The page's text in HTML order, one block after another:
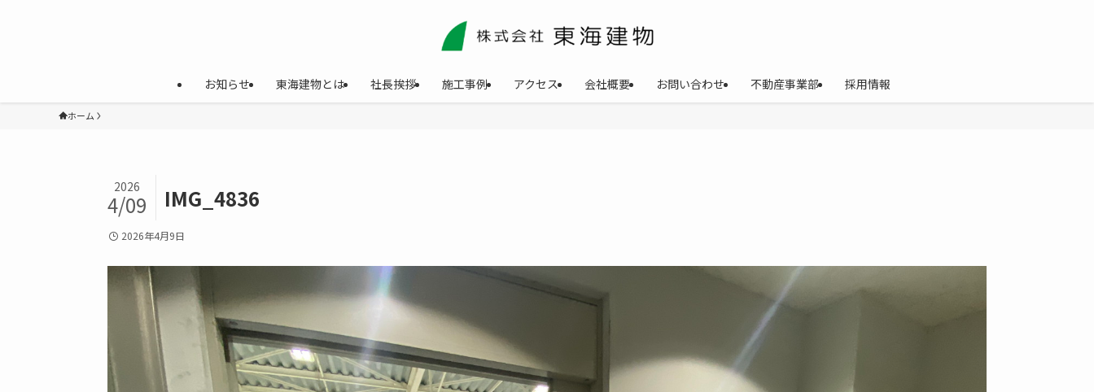
お知らせ 東海建物とは 社長挨拶 施工事例 アクセス 会社概要 お問い合わせ 不動産事業部 採用情報
ホーム
IMG_4836
2026
4/09
2026年4月9日